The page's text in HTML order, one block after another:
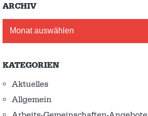
ARCHIV
KATEGORIEN
Aktuelles
Allgemein